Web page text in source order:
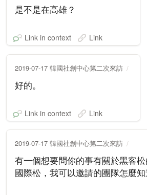
是不是在高雄？
Link in context Link
2019-07-17 韓國社創中心第二次來訪
好的。
Link in context Link
2019-07-17 韓國社創中心第二次來訪
有一個想要問你的事有關於黑客
國際松，我可以邀請的團隊怎麼知